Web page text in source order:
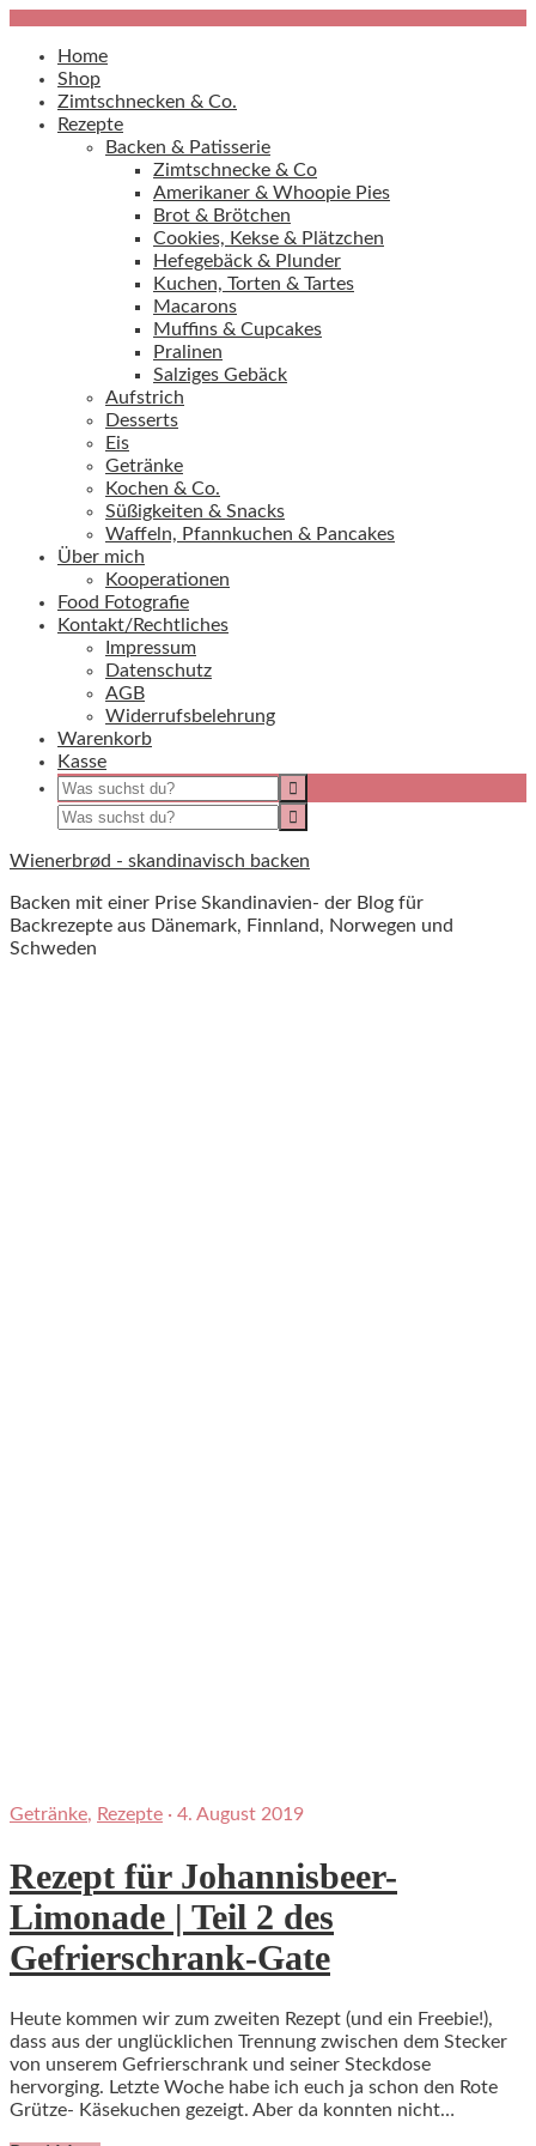
Home
Shop
Zimtschnecken & Co.
Rezepte
Backen & Patisserie
Zimtschnecke & Co
Amerikaner & Whoopie Pies
Brot & Brötchen
Cookies, Kekse & Plätzchen
Hefegebäck & Plunder
Kuchen, Torten & Tartes
Macarons
Muffins & Cupcakes
Pralinen
Salziges Gebäck
Aufstrich
Desserts
Eis
Getränke
Kochen & Co.
Süßigkeiten & Snacks
Waffeln, Pfannkuchen & Pancakes
Über mich
Kooperationen
Food Fotografie
Kontakt/Rechtliches
Impressum
Datenschutz
AGB
Widerrufsbelehrung
Warenkorb
Kasse
Wienerbrød - skandinavisch backen
Backen mit einer Prise Skandinavien- der Blog für
Backrezepte aus Dänemark, Finnland, Norwegen und
Schweden
Getränke, Rezepte · 4. August 2019
Rezept für Johannisbeer-
Limonade | Teil 2 des
Gefrierschrank-Gate
Heute kommen wir zum zweiten Rezept (und ein Freebie!),
dass aus der unglücklichen Trennung zwischen dem Stecker
von unserem Gefrierschrank und seiner Steckdose
hervorging. Letzte Woche habe ich euch ja schon den Rote
Grütze- Käsekuchen gezeigt. Aber da konnten nicht…